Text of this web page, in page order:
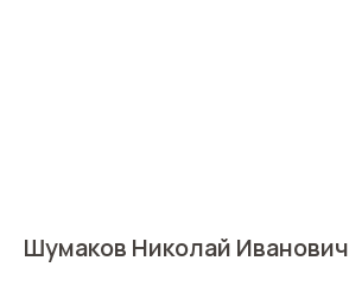
Шумаков Николай Иванович